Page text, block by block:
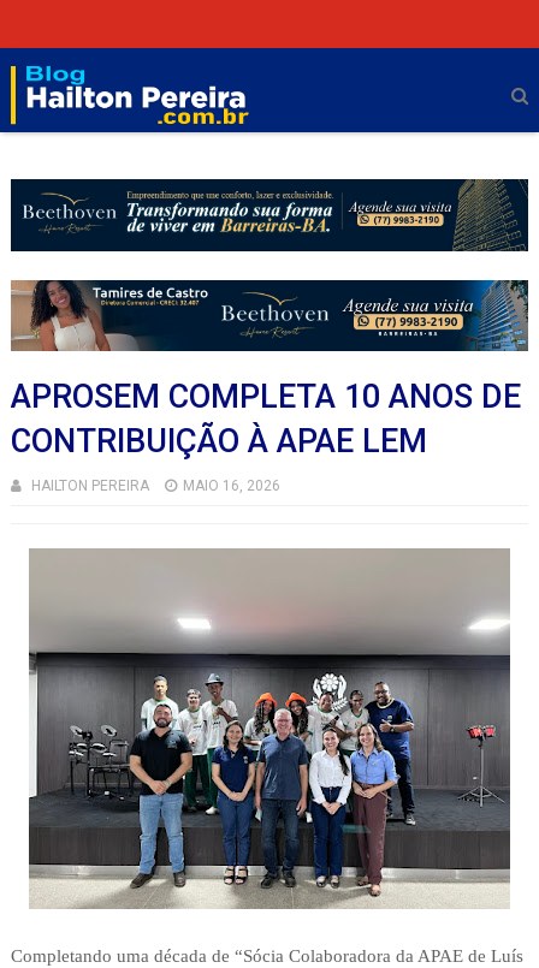
APROSEM COMPLETA 10 ANOS DE
CONTRIBUIÇÃO À APAE LEM
HAILTON PEREIRA MAIO 16, 2026
Completando uma década de “Sócia Colaboradora da APAE de Luís